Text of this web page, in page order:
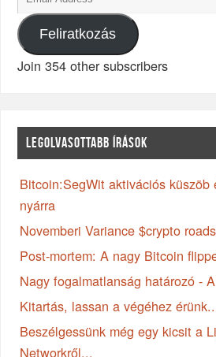
Feliratkozás
Join 354 other subscribers
LEGOLVASOTTABB ÍRÁSOK
Bitcoin:SegWit aktivációs
nyárra
Novemberi Variance $crypto
Post-mortem: A nagy Bitcoin
Nagy fogalmatlanság határozó -
Kitartás, lassan a végéhez
Beszélgessünk még egy kicsit a
Networkről...